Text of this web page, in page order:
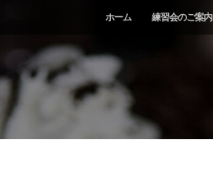
ホーム 練習会のご案内